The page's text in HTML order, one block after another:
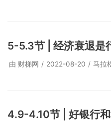
5-5.3节 | 经济衰退是
由 财梯网 2022-08-20 马拉
4.9-4.10节 | 好银行